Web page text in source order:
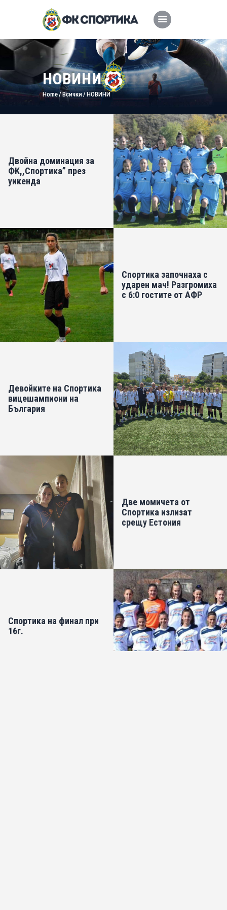
НОВИНИ
Home Всички НОВИНИ
Двойна доминация за
ФК,,Спортика” през
уикенда
Спортика започнаха с
ударен мач! Разгромиха
с 6:0 гостите от АФР
Девойките на Спортика
вицешампиони на
България
Две момичета от
Спортика излизат
срещу Естония
Спортика на финал при
16г.